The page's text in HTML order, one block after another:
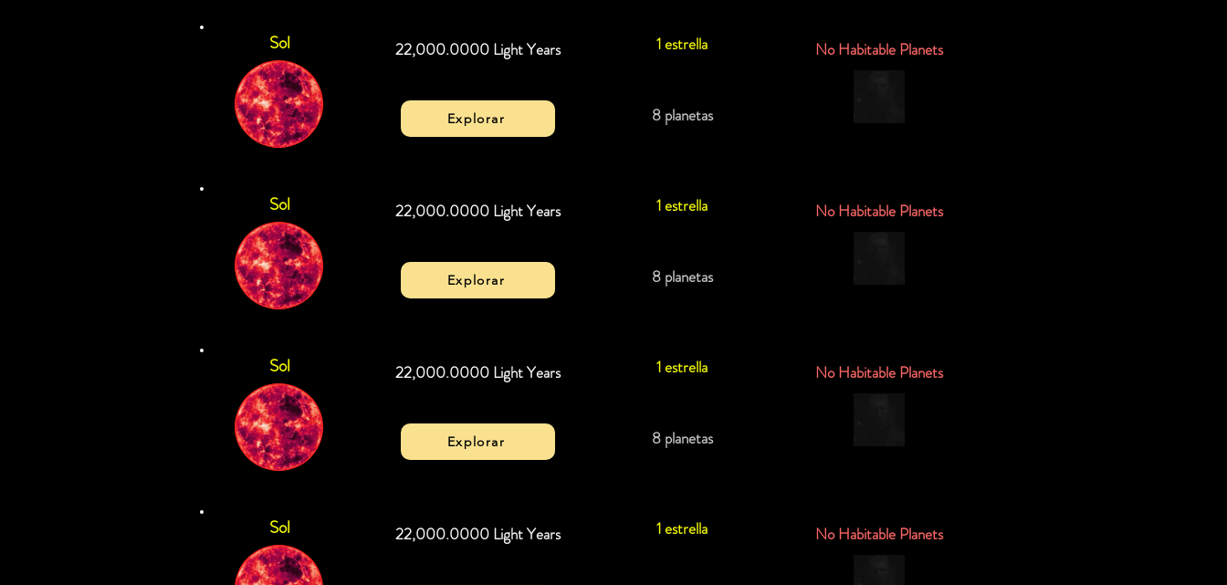
Sol 22,000.0000 Light Years
Explorar
1 estrella
8 planetas
No Habitable Planets
Sol 22,000.0000 Light Years
Explorar
1 estrella
8 planetas
No Habitable Planets
Sol 22,000.0000 Light Years
Explorar
1 estrella
8 planetas
No Habitable Planets
Sol 22,000.0000 Light Years 1 estrella No Habitable Planets